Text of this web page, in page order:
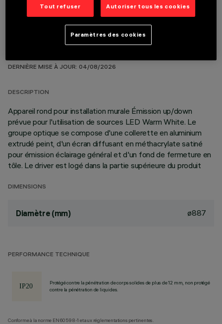
DERNIÈRE MISE À JOUR: 04/08/2026
DESCRIPTION
Appareil rond pour installation murale Émission up/down
prévue pour l'utilisation de sources LED Warm White. Le
groupe optique se compose d'une collerette en aluminium
extrudé peint, d'un écran diffusant en méthacrylate satiné
pour émission éclairage général et d'un fond de fermeture en
tôle. Le driver est logé dans la partie supérieure du produit
DIMENSIONS
Diamètre (mm) ø887
PERFORMANCE TECHNIQUE
Protégé contre la pénétration de corps solides de plus de 12 mm, non protégé
contre la pénétration de liquides.
Conforme à la norme EN60598-1 et aux réglementations pertinentes.
Tout refuser Autoriser tous les cookies
Paramètres des cookies